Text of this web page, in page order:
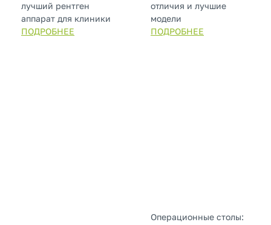
лучший рентген
аппарат для клиники
ПОДРОБНЕЕ
отличия и лучшие
модели
ПОДРОБНЕЕ
Операционные столы: